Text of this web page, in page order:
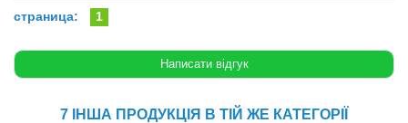
страница: 1
7 ІНША ПРОДУКЦІЯ В ТІЙ ЖЕ КАТЕГОРІЇ